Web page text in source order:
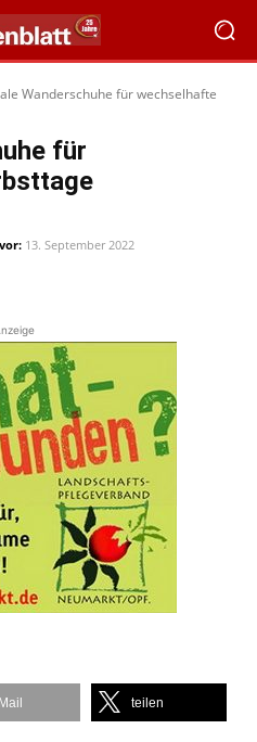
Wanderschuhe für wechselhafte
für
13. September 2022
teilen